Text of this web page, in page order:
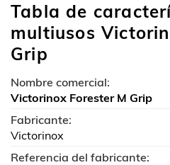
Tabla de
multiusos
Grip
Nombre comercial:
Victorinox Forester M Grip
Fabricante:
Victorinox
Referencia del fabricante: